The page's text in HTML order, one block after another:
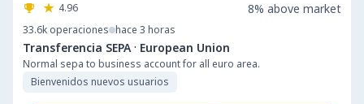
4.96
33.6k operaciones hace 3 horas
Transferencia SEPA · European Union
Normal sepa to business account for all euro area.
Bienvenidos nuevos usuarios
8% above market